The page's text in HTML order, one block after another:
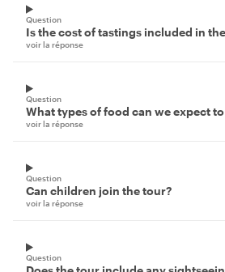
Question
Is the cost of tastings included in
voir la réponse
Question
What types of food can we expect
voir la réponse
Question
Can children join the tour?
voir la réponse
Question